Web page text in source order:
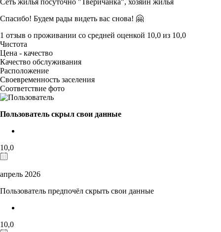
Спасибо! Будем рады видеть вас снова! 🤗
1 отзыв о проживании со средней оценкой 10,0 из 10,0
Чистота
Цена - качество
Качество обслуживания
Расположение
Своевременность заселения
Соответствие фото
Пользователь скрыл свои данные
10,0
апрель 2026
Пользователь предпочёл скрыть свои данные
10,0